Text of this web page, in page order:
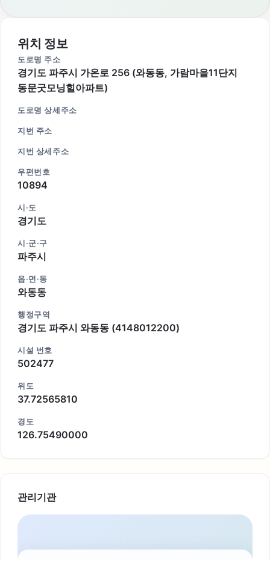
위치 정보
도로명 주소
경기도 파주시 가온로 256 (와동동, 가람마을11단지
동문굿모닝힐아파트)
도로명 상세주소
지번 주소
지번 상세주소
우편번호
10894
시·도
경기도
시·군·구
파주시
읍·면·동
와동동
행정구역
경기도 파주시 와동동 (4148012200)
시설 번호
502477
위도
37.72565810
경도
126.75490000
관리기관